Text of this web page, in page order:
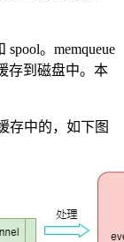
spool。memqueue
存到磁盘中。本
存中的，如下图